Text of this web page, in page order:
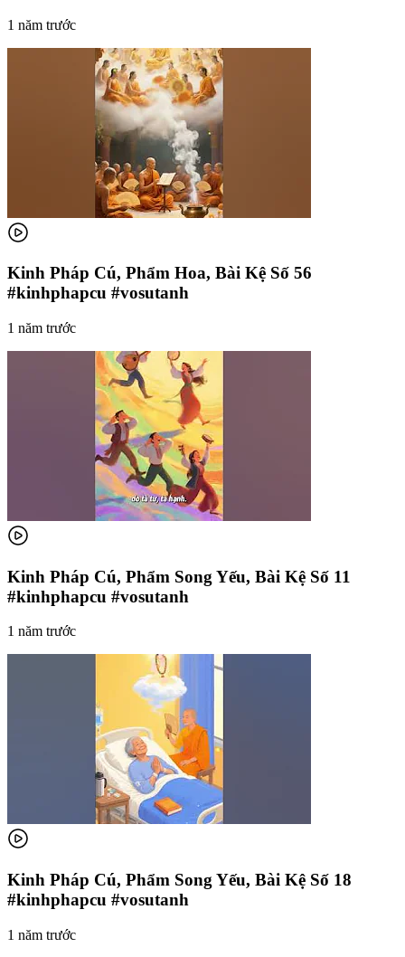
1 năm trước
Kinh Pháp Cú, Phẩm Hoa, Bài Kệ Số 56
#kinhphapcu #vosutanh
1 năm trước
Kinh Pháp Cú, Phẩm Song Yếu, Bài Kệ Số 11
#kinhphapcu #vosutanh
1 năm trước
Kinh Pháp Cú, Phẩm Song Yếu, Bài Kệ Số 18
#kinhphapcu #vosutanh
1 năm trước